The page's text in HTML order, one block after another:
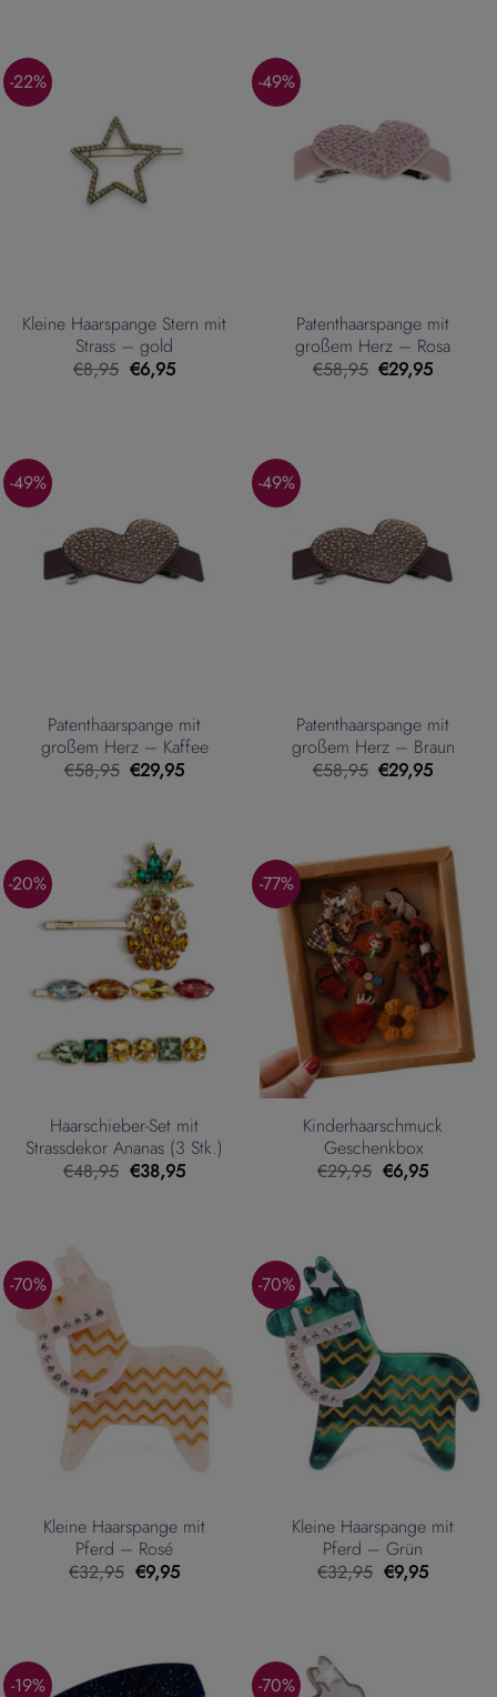
-22%
Kleine Haarspange Stern mit
Strass – gold
€8,95 Ursprünglicher
Preis
€6,95Aktueller
-49%
Patenthaarspange mit
großem Herz – Rosa
€58,95 Ursprünglicher
Preis
€29,95Aktueller
-49%
Patenthaarspange mit
großem Herz – Kaffee
€58,95 Ursprünglicher
Preis
€29,95Aktueller
-49%
Patenthaarspange mit
großem Herz – Braun
€58,95 Ursprünglicher
Preis
€29,95Aktueller
-20%
Haarschieber-Set mit
Strassdekor Ananas (3 Stk.)
€48,95 Ursprünglicher
Preis
€38,95Aktueller
-77%
Kinderhaarschmuck
Geschenkbox
€29,95 Ursprünglicher
Preis
€6,95Aktueller
-70%
Kleine Haarspange mit
Pferd – Rosé
€32,95 Ursprünglicher
Preis
€9,95Aktueller
-70%
Kleine Haarspange mit
Pferd – Grün
€32,95 Ursprünglicher
Preis
€9,95Aktueller
-19% -70%